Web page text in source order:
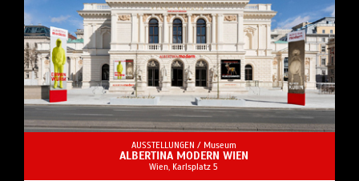
AUSSTELLUNGEN / Museum
ALBERTINA MODERN WIEN
Wien, Karlsplatz 5